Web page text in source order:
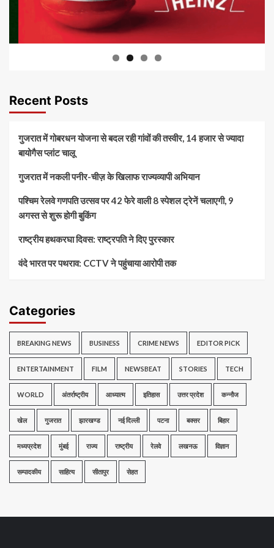
Recent Posts
गुजरात में गोबरधन योजना से बदल रही गांवों की तस्वीर, 14 हजार से ज्यादा
बायोगैस प्लांट चालू
गुजरात में नकली पनीर-चीज़ के खिलाफ राज्यव्यापी अभियान
पश्चिम रेलवे गणपति उत्सव पर 42 फेरे वाली 8 स्पेशल ट्रेनें चलाएगी, 9
अगस्त से शुरू होगी बुकिंग
राष्ट्रीय हथकरघा दिवस: राष्ट्रपति ने दिए पुरस्कार
वंदे भारत पर पथराव: CCTV ने पहुंचाया आरोपी तक
Categories
BREAKING NEWS BUSINESS CRIME NEWS EDITOR PICK
ENTERTAINMENT FILM NEWSBEAT STORIES TECH
WORLD अंतर्राष्ट्रीय आध्यात्म इतिहास उत्तर प्रदेश कन्नौज
खेल गुजरात झारखण्ड नई दिल्ली पटना बक्सर बिहार
मध्यप्रदेश मुंबई राज्य राष्ट्रीय रेलवे लखनऊ विज्ञान
सम्पादकीय साहित्य सीतापुर सेहत